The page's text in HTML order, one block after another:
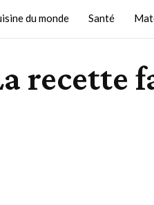
du monde Santé
recette